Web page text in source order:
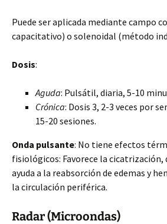
Puede ser aplicada mediante campo
capacitativo) o solenoidal (método
Dosis:
Aguda: Pulsátil, diaria, 5-10
Crónica: Dosis 3, 2-3 veces por
15-20 sesiones.
Onda pulsante: No tiene efectos
fisiológicos: Favorece la cicatrización,
ayuda a la reabsorción de edemas y
la circulación periférica.
Radar (Microondas)